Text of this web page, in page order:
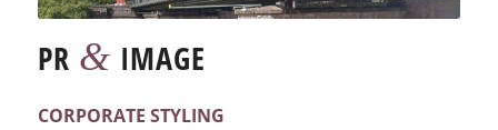
PR & IMAGE
CORPORATE STYLING